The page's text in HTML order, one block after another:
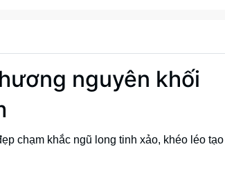
nguyên khối
chạm khắc ngũ long tinh xảo, khéo léo tạo